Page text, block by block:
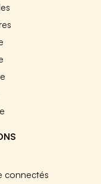
connectés